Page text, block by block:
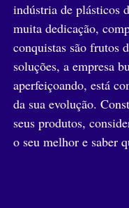
indústria de plásticos
muita dedicação,
conquistas são frutos
soluções, a empresa
aperfeiçoando, está
da sua evolução.
seus produtos,
o seu melhor e saber